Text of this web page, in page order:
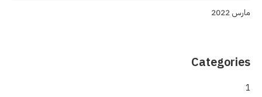
مارس 2022
Categories
1